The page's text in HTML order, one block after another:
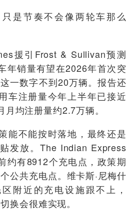
是节奏不会像两轮车那么
援引Frost & Sullivan预测
年销量有望在2026年首次突
一数字不到20万辆。报告还
车注册量今年上半年已接近
均注册量约2.7万辆。
能不能按时落地，最终还是
发放。The Indian Express
约有8912个充电点，政策期
公共充电点。维卡斯·尼梅什
附近的充电设施跟不上，
换会很难实现。